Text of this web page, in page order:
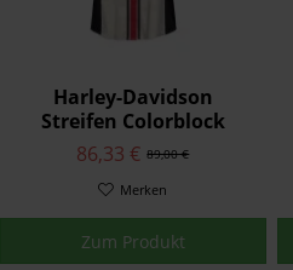
Harley-Davidson
Streifen Colorblock
Hemden Damen Weiß
96203-18VW
89,00 €
86,33 €
Merken
Zum Produkt